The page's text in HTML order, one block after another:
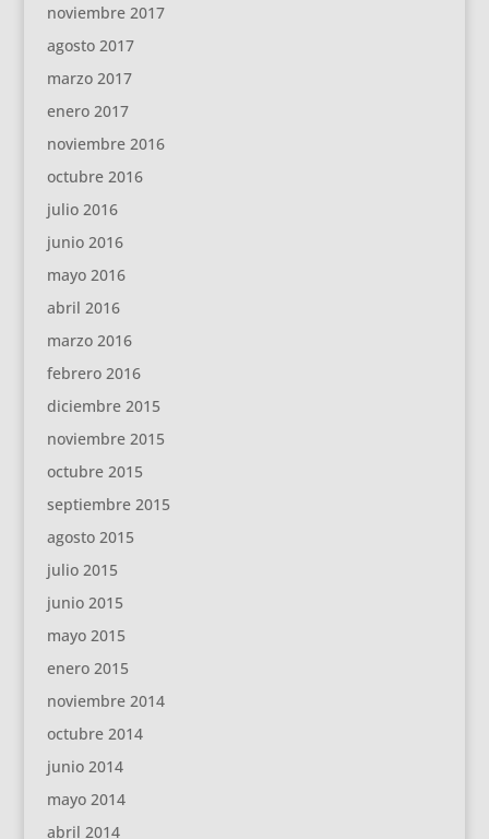
noviembre 2017
agosto 2017
marzo 2017
enero 2017
noviembre 2016
octubre 2016
julio 2016
junio 2016
mayo 2016
abril 2016
marzo 2016
febrero 2016
diciembre 2015
noviembre 2015
octubre 2015
septiembre 2015
agosto 2015
julio 2015
junio 2015
mayo 2015
enero 2015
noviembre 2014
octubre 2014
junio 2014
mayo 2014
abril 2014